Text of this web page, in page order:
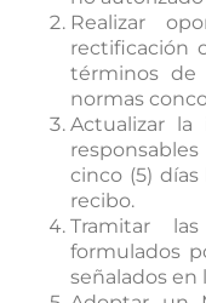
Realizar
rectificación
términos de
normas
Actualizar la
cinco (5)
recibo.
Tramitar
formulados
señalados en